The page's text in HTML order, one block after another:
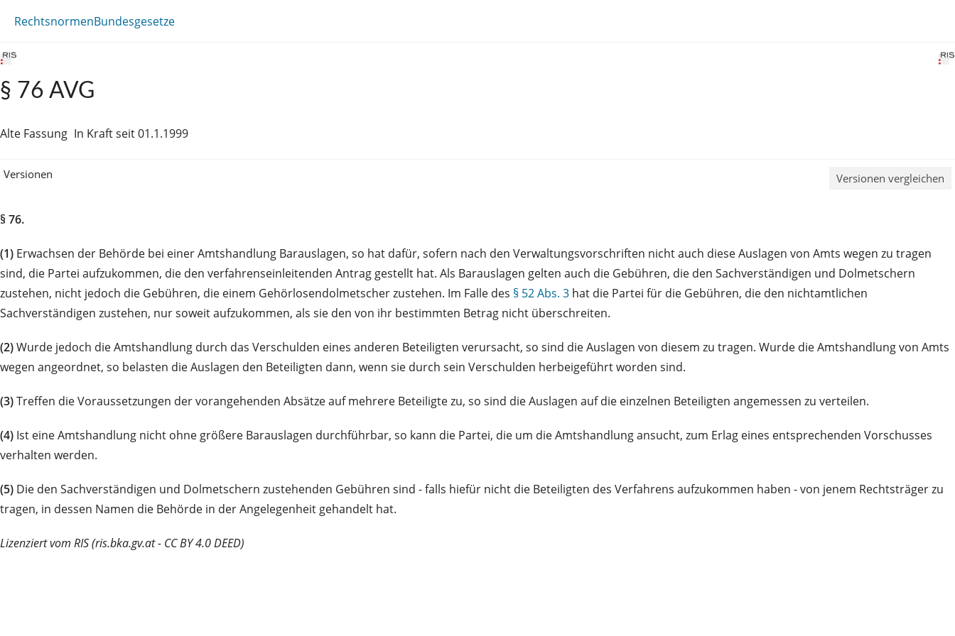
RechtsnormenBundesgesetze
§ 76 AVG
Alte Fassung In Kraft seit 01.1.1999
Versionen Versionen vergleichen
§ 76.
(1) Erwachsen der Behörde bei einer Amtshandlung Barauslagen, so hat dafür, sofern nach den Verwaltungsvorschriften nicht auch diese Auslagen von Amts wegen zu tragen
sind, die Partei aufzukommen, die den verfahrenseinleitenden Antrag gestellt hat. Als Barauslagen gelten auch die Gebühren, die den Sachverständigen und Dolmetschern
zustehen, nicht jedoch die Gebühren, die einem Gehörlosendolmetscher zustehen. Im Falle des § 52 Abs. 3 hat die Partei für die Gebühren, die den nichtamtlichen
Sachverständigen zustehen, nur soweit aufzukommen, als sie den von ihr bestimmten Betrag nicht überschreiten.
(2)Wurde jedoch die Amtshandlung durch das Verschulden eines anderen Beteiligten verursacht, so sind die Auslagen von diesem zu tragen. Wurde die Amtshandlung von Amts
wegen angeordnet, so belasten die Auslagen den Beteiligten dann, wenn sie durch sein Verschulden herbeigeführt worden sind.
(3)Treffen die Voraussetzungen der vorangehenden Absätze auf mehrere Beteiligte zu, so sind die Auslagen auf die einzelnen Beteiligten angemessen zu verteilen.
(4) Ist eine Amtshandlung nicht ohne größere Barauslagen durchführbar, so kann die Partei, die um die Amtshandlung ansucht, zum Erlag eines entsprechenden Vorschusses
verhalten werden.
(5) Die den Sachverständigen und Dolmetschern zustehenden Gebühren sind - falls hiefür nicht die Beteiligten des Verfahrens aufzukommen haben - von jenem Rechtsträger zu
tragen, in dessen Namen die Behörde in der Angelegenheit gehandelt hat.
Lizenziert vom RIS (ris.bka.gv.at - CC BY 4.0 DEED)